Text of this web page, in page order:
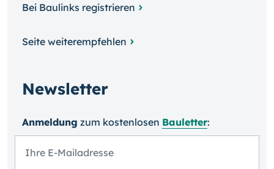
Bei Baulinks registrieren
Seite weiterempfehlen
Newsletter
Anmeldung zum kosten­losen Bauletter: